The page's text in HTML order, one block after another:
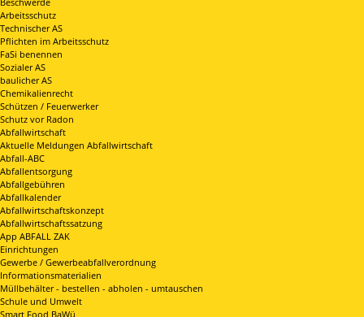
Arbeitsschutz
Technischer AS
Pflichten im Arbeitsschutz
FaSi benennen
Sozialer AS
baulicher AS
Chemikalienrecht
Schützen / Feuerwerker
Schutz vor Radon
Abfallwirtschaft
Aktuelle Meldungen Abfallwirtschaft
Abfall-ABC
Abfallentsorgung
Abfallgebühren
Abfallkalender
Abfallwirtschaftskonzept
Abfallwirtschaftssatzung
App ABFALL ZAK
Einrichtungen
Gewerbe / Gewerbeabfallverordnung
Informationsmaterialien
Müllbehälter - bestellen - abholen - umtauschen
Schule und Umwelt
Smart Food BaWü